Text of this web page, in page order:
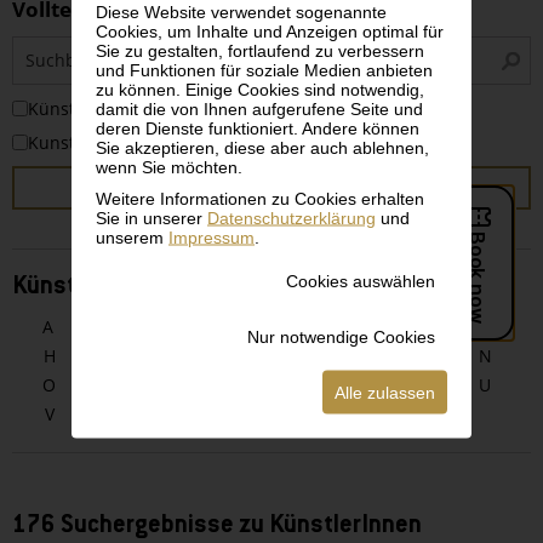
Diese Website verwendet sogenannte
Cookies, um Inhalte und Anzeigen optimal für
Sie zu gestalten, fortlaufend zu verbessern
und Funktionen für soziale Medien anbieten
zu können. Einige Cookies sind notwendig,
damit die von Ihnen aufgerufene Seite und
deren Dienste funktioniert. Andere können
Sie akzeptieren, diese aber auch ablehnen,
wenn Sie möchten.
Weitere Informationen zu Cookies erhalten
Sie in unserer Datenschutzerklärung und
unserem Impressum
Cookies auswählen
Nur notwendige Cookies
Alle zulassen
Volltextsuche
KünstlerInnen
Kunstwerke
SUCHEN
KünstlerInnen alphabetisch
A E F
G
H
N
O
S T
U
V
Z
176 Suchergebnisse zu KünstlerInnen